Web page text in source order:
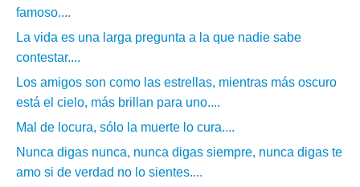
famoso....
La vida es una larga pregunta a la que nadie sabe
contestar....
Los amigos son como las estrellas, mientras más oscuro
está el cielo, más brillan para uno....
Mal de locura, sólo la muerte lo cura....
Nunca digas nunca, nunca digas siempre, nunca digas te
amo si de verdad no lo sientes....